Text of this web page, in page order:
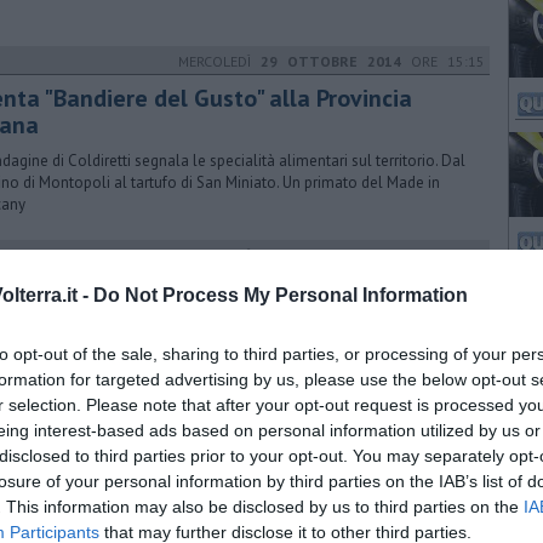
- Do Not Process My Personal Information
opt-out of the sale, sharing to third parties, or processing of your
for targeted advertising by us, please use the below opt-out
selection. Please note that after your opt-out request is processed
interest-based ads based on personal information utilized by us
to third parties prior to your opt-out. You may separately
of your personal information by third parties on the IAB’s list of
This information may also be disclosed by us to third parties on the
Participants that may further disclose it to other third parties.
MERCOLEDÌ 29 OTTOBRE 2014 ORE 15:15
"Bandiere del Gusto" alla Provincia
di Coldiretti segnala le specialità alimentari sul territorio. Dal
di Montopoli al tartufo di San Miniato. Un primato del Made in
MARTEDÌ28 OTTOBRE 2014ORE 15:05
delle Fanciulle: i pozzi secondo Gesto
esplorativi sul fiume Cecina alla ricerca della bassa entalpia
LUNEDÌ26 GIUGNO 2017ORE 15:06
investimenti per le strade, ma